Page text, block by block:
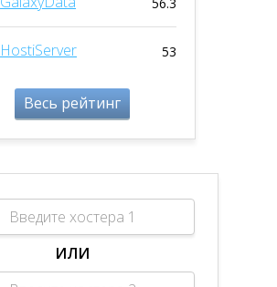
53
HostiServer
Весь рейтинг
ИЛИ